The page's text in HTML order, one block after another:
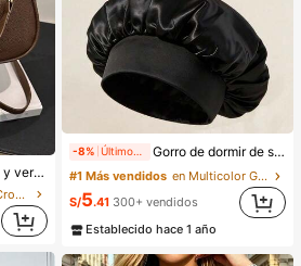
Bolso bandolera minimalista y versátil de unicolor con letra para mujeres, elegante bolso de cadena para el hombro, adecuado para compras, billetera, compras, mujeres jóvenes, estudiantes universitarios, recién casados, oficinistas. Ideal para oficina, escuela, trabajo, negocios, viajes, actividades al aire libre y otras ocasiones.
en Oficina Crossbody de mujer
-8% Gorro de dormir de satén de seda, adecuado para cabello largo, trenzas, rastas y cabello rizado. Suave, unisex y disponible en múltiples colores. Perfecto para el cuidado del cabello durante la noche, uso en el baño y viajes.
#1 Más vendidos
en Multicolor Gorros para el pelo para mujer
S/5.41 300+ vendidos
Establecido hace 1 año